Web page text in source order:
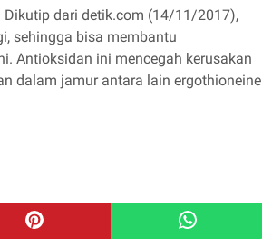
dari detik.com (14/11/2017),
sehingga bisa membantu
Antioksidan ini mencegah kerusakan
dalam jamur antara lain ergothioneine